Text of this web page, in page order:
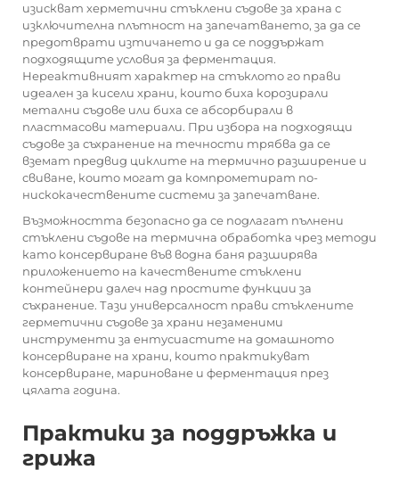
изискват херметични стъклени съдове за храна с
изключителна плътност на запечатването, за да се
предотврати изтичането и да се поддържат
подходящите условия за ферментация.
Нереактивният характер на стъклото го прави
идеален за кисели храни, които биха корозирали
метални съдове или биха се абсорбирали в
пластмасови материали. При избора на подходящи
съдове за съхранение на течности трябва да се
вземат предвид циклите на термично разширение и
свиване, които могат да компрометират по-
нискокачествените системи за запечатване.
Възможността безопасно да се подлагат пълнени
стъклени съдове на термична обработка чрез методи
като консервиране във водна баня разширява
приложението на качествените стъклени
контейнери далеч над простите функции за
съхранение. Тази универсалност прави стъклените
герметични съдове за храни незаменими
инструменти за ентусиастите на домашното
консервиране на храни, които практикуват
консервиране, мариноване и ферментация през
цялата година.
Практики за поддръжка и
грижа